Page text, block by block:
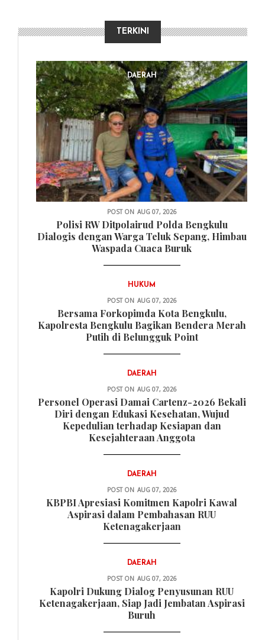
TERKINI
DAERAH
POST ON AUG 07, 2026
Polisi RW Ditpolairud Polda Bengkulu
Dialogis dengan Warga Teluk Sepang, Himbau
Waspada Cuaca Buruk
HUKUM
POST ON AUG 07, 2026
Bersama Forkopimda Kota Bengkulu,
Kapolresta Bengkulu Bagikan Bendera Merah
Putih di Belungguk Point
DAERAH
POST ON AUG 07, 2026
Personel Operasi Damai Cartenz-2026 Bekali
Diri dengan Edukasi Kesehatan, Wujud
Kepedulian terhadap Kesiapan dan
Kesejahteraan Anggota
DAERAH
POST ON AUG 07, 2026
KBPBI Apresiasi Komitmen Kapolri Kawal
Aspirasi dalam Pembahasan RUU
Ketenagakerjaan
DAERAH
POST ON AUG 07, 2026
Kapolri Dukung Dialog Penyusunan RUU
Ketenagakerjaan, Siap Jadi Jembatan Aspirasi
Buruh